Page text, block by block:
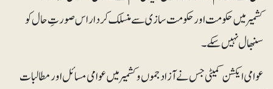
کشمیر میں حکومت اور حکومت سازی سے منسلک کردار اس صورتِ حال کو
سنبھال نہیں سکے۔
عوامی ایکشن کمیٹی جس نے آزاد جموں و کشمیر میں عوامی مسائل اور مطالبات